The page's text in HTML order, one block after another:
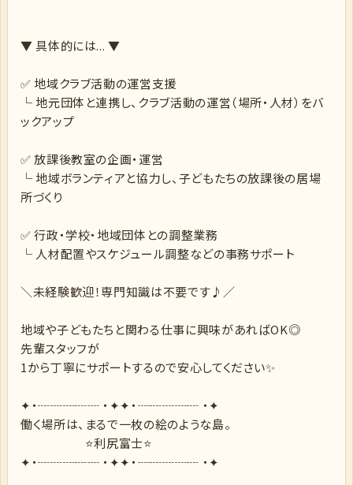
▼ 具体的には... ▼
✅ 地域クラブ活動の運営支援
└ 地元団体と連携し、クラブ活動の運営（場所・人材）をバ
ックアップ
✅ 放課後教室の企画・運営
└ 地域ボランティアと協力し、子どもたちの放課後の居場
所づくり
✅ 行政・学校・地域団体との調整業務
└ 人材配置やスケジュール調整などの事務サポート
＼未経験歓迎！専門知識は不要です♪／
地域や子どもたちと関わる仕事に興味があればOK◎
先輩スタッフが
1から丁寧にサポートするので安心してください✨
✦・┈┈┈┈┈ ・✦✦・┈┈┈┈┈ ・✦
働く場所は、まるで一枚の絵のような島。
⭐利尻富士⭐
✦・┈┈┈┈┈ ・✦✦・┈┈┈┈┈ ・✦